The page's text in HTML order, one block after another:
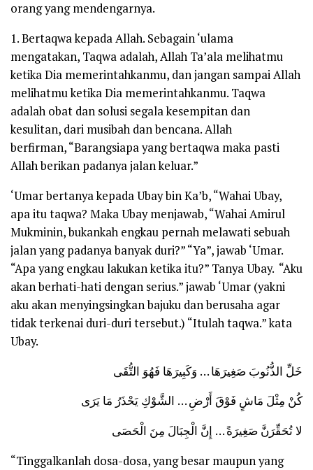
orang yang mendengarnya.
1. Bertaqwa kepada Allah. Sebagain ‘ulama
mengatakan, Taqwa adalah, Allah Ta’ala melihatmu
ketika Dia memerintahkanmu, dan jangan sampai Allah
melihatmu ketika Dia memerintahkanmu. Taqwa
adalah obat dan solusi segala kesempitan dan
kesulitan, dari musibah dan bencana. Allah
berfirman,“Barangsiapa yang bertaqwa maka pasti
Allah berikan padanya jalan keluar.”
‘Umar bertanya kepada Ubay bin Ka’b, “Wahai Ubay,
apa itu taqwa? Maka Ubay menjawab, “Wahai Amirul
Mukminin, bukankah engkau pernah melawati sebuah
jalan yang padanya banyak duri?” “Ya”, jawab ‘Umar.
“Apa yang engkau lakukan ketika itu?” Tanya Ubay. “Aku
akan berhati-hati dengan serius.” jawab ‘Umar (yakni
aku akan menyingsingkan bajuku dan berusaha agar
tidak terkenai duri-duri tersebut.) “Itulah taqwa.” kata
Ubay.
خَلِّ الذُّنُوبَ صَغِيرَهَا … وَكَبِيرَهَا فَهُوَ التُّقَى
كُنْ مِثْلَ مَاشٍ فَوْقَ أَرْضِ … الشَّوْكِ يَحْذَرُ مَا يَرَى
لا تُحَقِّرَنَّ صَغِيرَةً … إِنَّ الْجِبَالَ مِنَ الْحَصَى
“Tinggalkanlah dosa-dosa, yang besar maupun yang